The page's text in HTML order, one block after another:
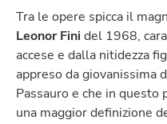
Tra le opere spicca il
Leonor Finidel 1968,
accese e dalla nitidezza
appreso da giovanissima
Passauro e che in questo
una maggior definizione